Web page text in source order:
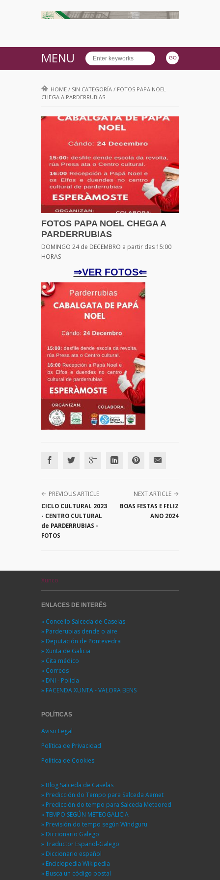
MENU
HOME / SIN CATEGORÍA / FOTOS PAPA NOEL
CHEGA A PARDERRUBIAS
FOTOS PAPA NOEL CHEGA A
PARDERRUBIAS
DOMINGO 24 de DECEMBRO a partir das 15:00
HORAS
⇒VER FOTOS⇐
PREVIOUS ARTICLE
CICLO CULTURAL 2023
- CENTRO CULTURAL
de PARDERRUBIAS -
FOTOS
NEXT ARTICLE
BOAS FESTAS E FELIZ
ANO 2024
Xunco
ENLACES DE INTERÉS
» Concello Salceda de Caselas
» Parderubias dende o aire
» Deputación de Pontevedra
» Xunta de Galicia
» Cita médico
» Correos
» DNI - Policía
» FACENDA XUNTA - VALORA BENS
POLÍTICAS
Aviso Legal
Política de Privacidad
Política de Cookies
» Blog Salceda de Caselas
» Predicción do Tempo para Salceda Aemet
» Predicción do tempo para Salceda Meteored
» TEMPO SEGÚN METEOGALICIA
» Previsión do tempo según Windguru
» Diccionario Galego
» Traductor Español-Galego
» Diccionario español
» Enciclopedia Wikipedia
» Busca un código postal